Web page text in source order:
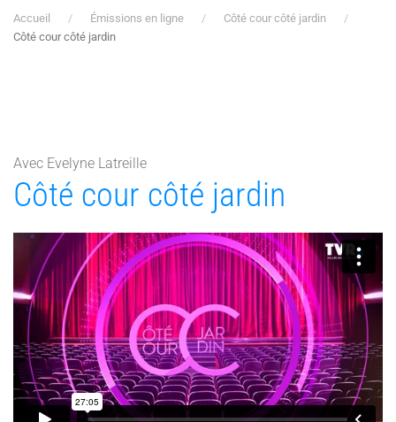
Accueil Émissions en ligne
Côté cour côté jardin
Côté cour côté jardin
Avec Evelyne Latreille
Côté cour côté jardin